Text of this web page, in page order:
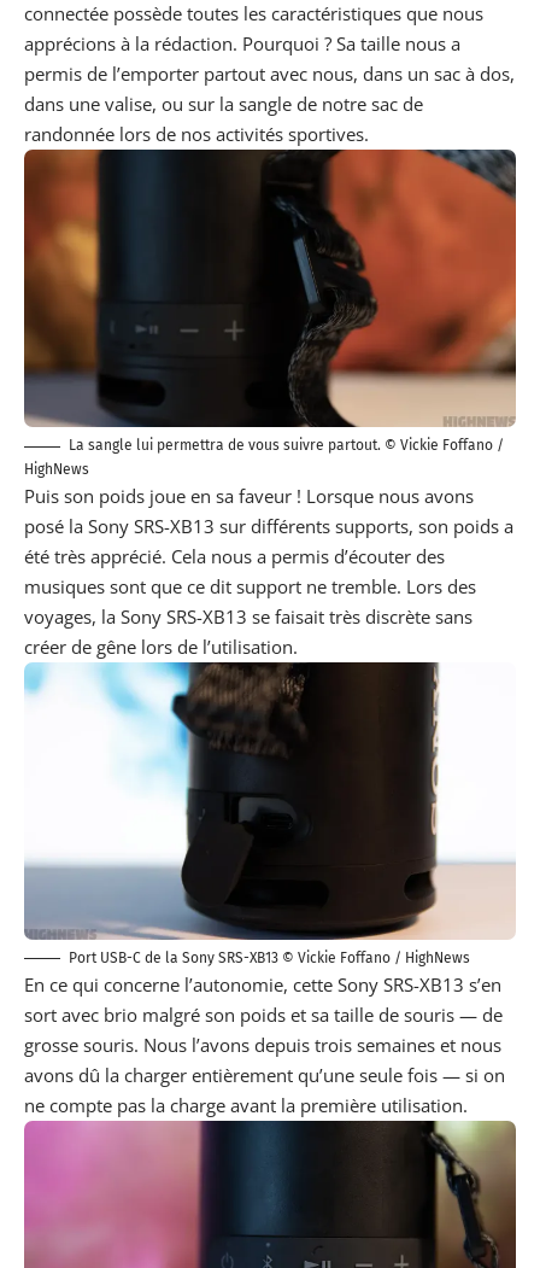
connectée possède toutes les caractéristiques que nous
apprécions à la rédaction. Pourquoi ? Sa taille nous a
permis de l’emporter partout avec nous, dans un sac à dos,
dans une valise, ou sur la sangle de notre sac de
randonnée lors de nos activités sportives.
La sangle lui permettra de vous suivre partout. © Vickie Foffano /
HighNews
Puis son poids joue en sa faveur ! Lorsque nous avons
posé la Sony SRS-XB13 sur différents supports, son poids a
été très apprécié. Cela nous a permis d’écouter des
musiques sont que ce dit support ne tremble. Lors des
voyages, la Sony SRS-XB13 se faisait très discrète sans
créer de gêne lors de l’utilisation.
Port USB-C de la Sony SRS-XB13 © Vickie Foffano / HighNews
En ce qui concerne l’autonomie, cette Sony SRS-XB13 s’en
sort avec brio malgré son poids et sa taille de souris — de
grosse souris. Nous l’avons depuis trois semaines et nous
avons dû la charger entièrement qu’une seule fois — si on
ne compte pas la charge avant la première utilisation.